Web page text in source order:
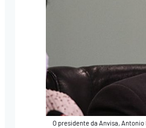
O presidente da Anvisa,